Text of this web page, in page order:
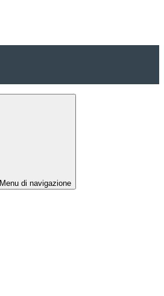
Menu di navigazione